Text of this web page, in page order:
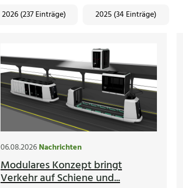
2026 (237 Einträge) 2025 (34 Einträge)
06.08.2026Nachrichten
Modulares Konzept bringt
Verkehr auf Schiene und...